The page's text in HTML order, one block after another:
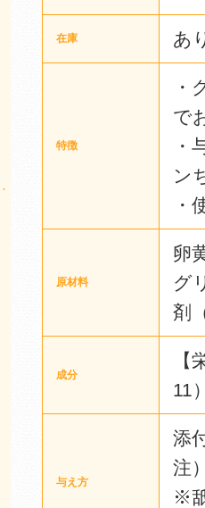
在庫 あ
特徴
・
で
・
ン
・
原材料
卵
グ
剤
成分
11
与え方
添
注
※